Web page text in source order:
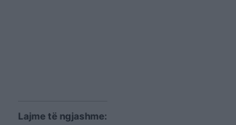
Lajme të ngjashme: